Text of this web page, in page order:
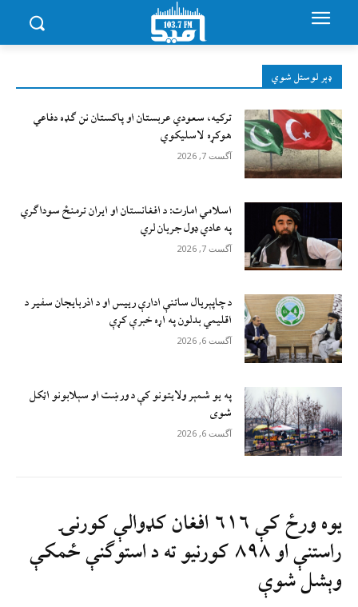
ډېر لوستل شوي
ترکیه، سعودي عربستان او پاکستان نن ګډه دفاعي
هوکړه لاسلیکوي
آگست 7, 2026
اسلامي امارت: د افغانستان او ایران ترمنځ سوداګري
په عادي ډول جریان لري
آگست 7, 2026
د چاپېریال ساتنې ادارې رییس او د اذربایجان سفیر د
اقلیمي بدلون په اړه خبرې کړې
آگست 6, 2026
په یو شمېر ولایتونو کې د ورښت او سېلابونو اټکل
شوی
آگست 6, 2026
یوه ورځ کې ۶۱۶ افغان کډوالې کورنۍ
راستنې او ۸۹۸ کورنیو ته د استوګنې ځمکې
وېشل شوې